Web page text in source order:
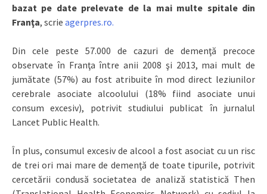
bazat pe date prelevate de la mai multe spitale din
Franţa, scrie agerpres.ro.
Din cele peste 57.000 de cazuri de demenţă precoce
observate în Franţa între anii 2008 şi 2013, mai mult de
jumătate (57%) au fost atribuite în mod direct leziunilor
cerebrale asociate alcoolului (18% fiind asociate unui
consum excesiv), potrivit studiului publicat în jurnalul
Lancet Public Health.
În plus, consumul excesiv de alcool a fost asociat cu un risc
de trei ori mai mare de demenţă de toate tipurile, potrivit
cercetării condusă societatea de analiză statistică Then